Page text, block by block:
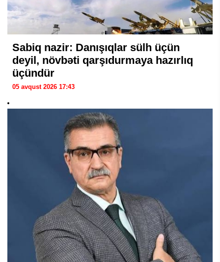
Sabiq nazir: Danışıqlar sülh üçün
deyil, növbəti qarşıdurmaya hazırlıq
üçündür
05 avqust 2026 17:43